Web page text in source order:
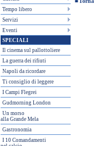
Tempo libero
Servizi
Eventi
SPECIALI
Il cinema sul pallottoliere
La guerra dei rifiuti
Napoli da ricordare
Ti consiglio di leggere
I Campi Flegrei
Gudmorning London
Un morso
alla Grande Mela
Gastronomia
I 10 Comandamenti